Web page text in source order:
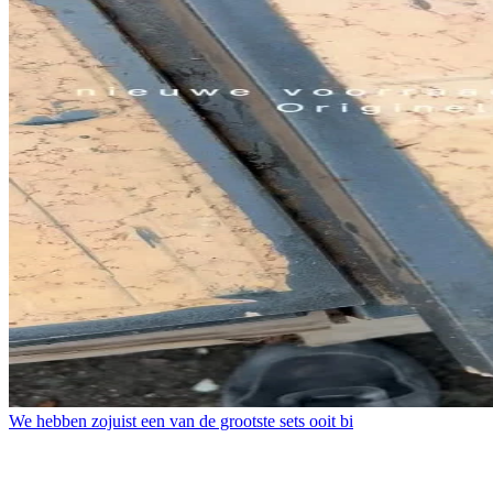
We hebben zojuist een van de grootste sets ooit bi